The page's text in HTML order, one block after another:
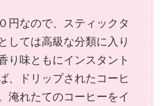
円なので、スティックタ
しては高級な分類に入り
り味ともにインスタント
、ドリップされたコーヒ
淹れたてのコーヒーをイ